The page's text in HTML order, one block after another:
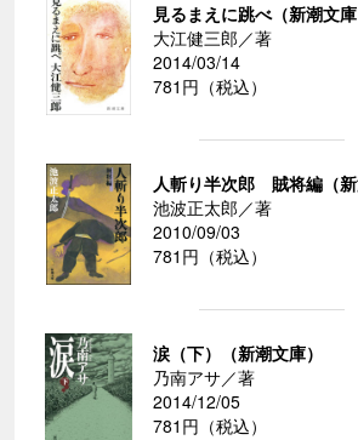
見るまえに跳べ（新潮文庫
大江健三郎／著
2014/03/14
781円（税込）
人斬り半次郎 賊将編（新
池波正太郎／著
2010/09/03
781円（税込）
涙（下）（新潮文庫）
乃南アサ／著
2014/12/05
781円（税込）